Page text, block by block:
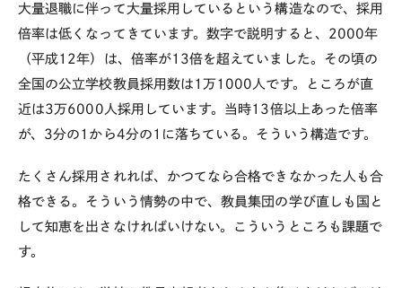
大量退職に伴って大量採用しているという構造なので、採用
倍率は低くなってきています。数字で説明すると、2000年
（平成12年）は、倍率が13倍を超えていました。その頃の
全国の公立学校教員採用数は1万1000人です。ところが直
近は3万6000人採用しています。当時13倍以上あった倍率
が、3分の1から4分の1に落ちている。そういう構造です。
たくさん採用されれば、かつてなら合格できなかった人も合
格できる。そういう情勢の中で、教員集団の学び直しも国と
して知恵を出さなければいけない。こういうところも課題で
す。